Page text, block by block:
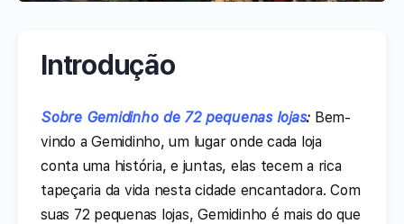
Introdução
Sobre Gemidinho de 72 pequenas lojas: Bem-
vindo a Gemidinho, um lugar onde cada loja
conta uma história, e juntas, elas tecem a rica
tapeçaria da vida nesta cidade encantadora. Com
suas 72 pequenas lojas, Gemidinho é mais do que